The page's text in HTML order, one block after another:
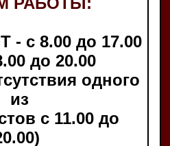
- с 8.00 до 17.00
до 20.00
одного
из
с 11.00 до